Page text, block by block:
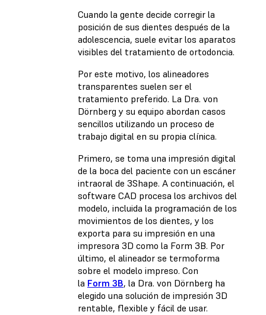
Cuando la gente decide corregir la
posición de sus dientes después de la
adolescencia, suele evitar los aparatos
visibles del tratamiento de ortodoncia.
Por este motivo, los alineadores
transparentes suelen ser el
tratamiento preferido. La Dra. von
Dörnberg y su equipo abordan casos
sencillos utilizando un proceso de
trabajo digital en su propia clínica.
Primero, se toma una impresión digital
de la boca del paciente con un escáner
intraoral de 3Shape. A continuación, el
software CAD procesa los archivos del
modelo, incluida la programación de los
movimientos de los dientes, y los
exporta para su impresión en una
impresora 3D como la Form 3B. Por
último, el alineador se termoforma
sobre el modelo impreso. Con
la Form 3B, la Dra. von Dörnberg ha
elegido una solución de impresión 3D
rentable, flexible y fácil de usar.